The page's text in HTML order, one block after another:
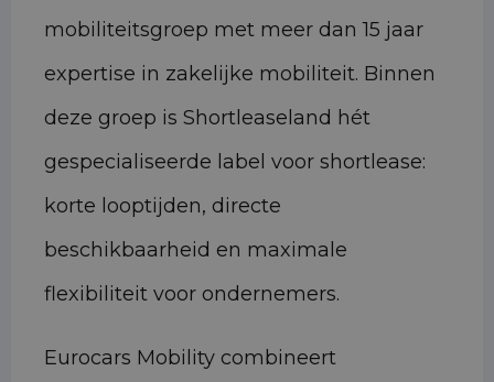
mobiliteitsgroep met meer dan 15 jaar
expertise in zakelijke mobiliteit. Binnen
deze groep is Shortleaseland hét
gespecialiseerde label voor shortlease:
korte looptijden, directe
beschikbaarheid en maximale
flexibiliteit voor ondernemers.
Eurocars Mobility combineert